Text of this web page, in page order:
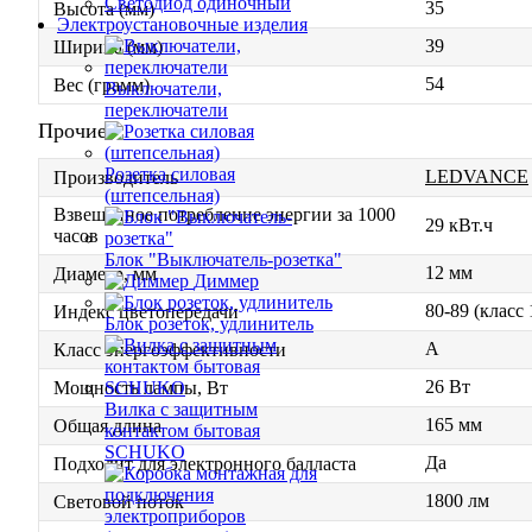
Электроустановочные изделия
Выключатели,
переключатели
Розетка силовая
(штепсельная)
Блок "Выключатель-розетка"
Диммер
Блок розеток, удлинитель
Вилка с защитным
контактом бытовая
SCHUKO
Высота (мм)
35
Ширина (мм)
39
Вес (грамм)
54
Прочие
Производитель
LEDVANCE
Взвешенное потребление энергии за 1000
часов
29 кВт.ч
Диаметр, мм
12 мм
Индекс цветопередачи
80-89 (класс
Класс энергоэффективности
A
Мощность лампы, Вт
26 Вт
Общая длина
165 мм
Подходит для электронного балласта
Да
Световой поток
1800 лм